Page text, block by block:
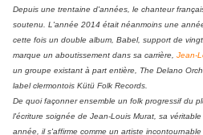
Depuis une trentaine d'années, le chanteur
soutenu. L'année 2014 était néanmoins une
cette fois un double album, Babel, support de
marque un aboutissement dans sa carrière, Jean-
un groupe existant à part entière, The Delano
label clermontois Kütü Folk Records.
De quoi façonner ensemble un folk progressif du
l'écriture soignée de Jean-Louis Murat, sa
année, il s'affirme comme un artiste